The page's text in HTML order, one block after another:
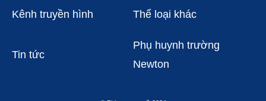
Kênh truyền hình Thể loại khác
Tin tức
Phụ huynh trường
Newton